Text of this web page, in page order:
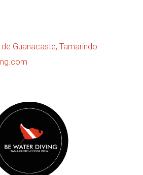
de Guanacaste, Tamarindo